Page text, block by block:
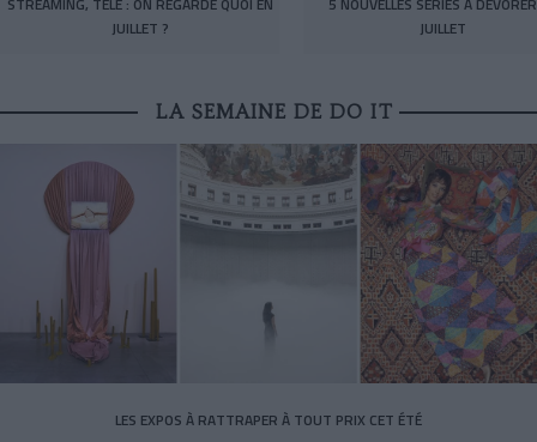
JUILLET ?
JUILLET
LA SEMAINE DE DO IT
LES EXPOS À RATTRAPER À TOUT PRIX CET ÉTÉ